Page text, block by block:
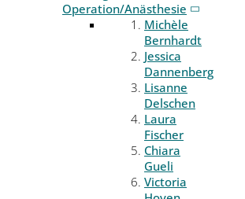
Operation/Anästhesie
Michèle
Bernhardt
Jessica
Dannenberg
Lisanne
Delschen
Laura
Fischer
Chiara
Gueli
Victoria